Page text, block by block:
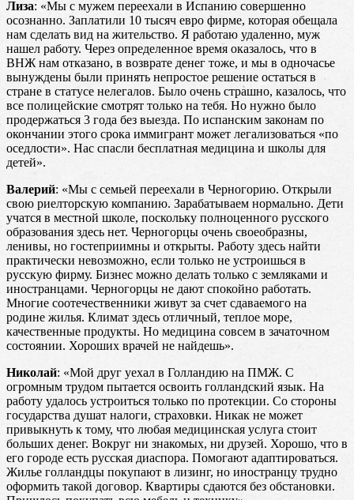
Лиза: «Мы с мужем переехали в Испанию совершенно
осознанно. Заплатили 10 тысяч евро фирме, которая обещала
нам сделать вид на жительство. Я работаю удаленно, муж
нашел работу. Через определенное время оказалось, что в
ВНЖ нам отказано, в возврате денег тоже, и мы в одночасье
вынуждены были принять непростое решение остаться в
стране в статусе нелегалов. Было очень страшно, казалось, что
все полицейские смотрят только на тебя. Но нужно было
продержаться 3 года без выезда. По испанским законам по
окончании этого срока иммигрант может легализоваться «по
оседлости». Нас спасли бесплатная медицина и школы для
детей».
Валерий: «Мы с семьей переехали в Черногорию. Открыли
свою риелторскую компанию. Зарабатываем нормально. Дети
учатся в местной школе, поскольку полноценного русского
образования здесь нет. Черногорцы очень своеобразны,
ленивы, но гостеприимны и открыты. Работу здесь найти
практически невозможно, если только не устроишься в
русскую фирму. Бизнес можно делать только с земляками и
иностранцами. Черногорцы не дают спокойно работать.
Многие соотечественники живут за счет сдаваемого на
родине жилья. Климат здесь отличный, теплое море,
качественные продукты. Но медицина совсем в зачаточном
состоянии. Хороших врачей не найдешь».
Николай: «Мой друг уехал в Голландию на ПМЖ. С
огромным трудом пытается освоить голландский язык. На
работу удалось устроиться только по протекции. Со стороны
государства душат налоги, страховки. Никак не может
привыкнуть к тому, что любая медицинская услуга стоит
больших денег. Вокруг ни знакомых, ни друзей. Хорошо, что в
его городе есть русская диаспора. Помогают адаптироваться.
Жилье голландцы покупают в лизинг, но иностранцу трудно
оформить такой договор. Квартиры сдаются без обстановки.